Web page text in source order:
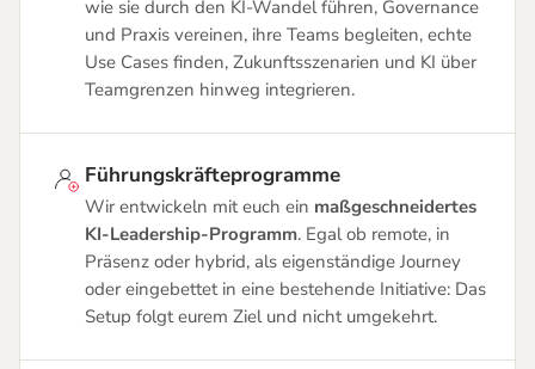
wie sie durch den KI-Wandel führen, Governance
und Praxis vereinen, ihre Teams begleiten, echte
Use Cases finden, Zukunftsszenarien und KI über
Teamgrenzen hinweg integrieren.
Führungskräfteprogramme
Wir entwickeln mit euch ein maßgeschneidertes
KI-Leadership-Programm. Egal ob remote, in
Präsenz oder hybrid, als eigenständige Journey
oder eingebettet in eine bestehende Initiative: Das
Setup folgt eurem Ziel und nicht umgekehrt.